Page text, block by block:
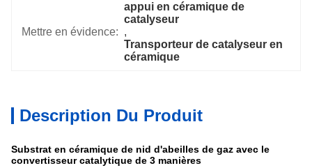
Mettre en évidence:
appui en céramique de
catalyseur
,
Transporteur de catalyseur en
céramique
Description Du Produit
Substrat en céramique de nid d'abeilles de gaz avec le
convertisseur catalytique de 3 manières